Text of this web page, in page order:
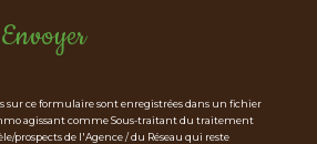
Envoyer
sur ce formulaire sont enregistrées dans un fichier
agissant comme Sous-traitant du traitement
prospects de l'Agence / du Réseau qui reste